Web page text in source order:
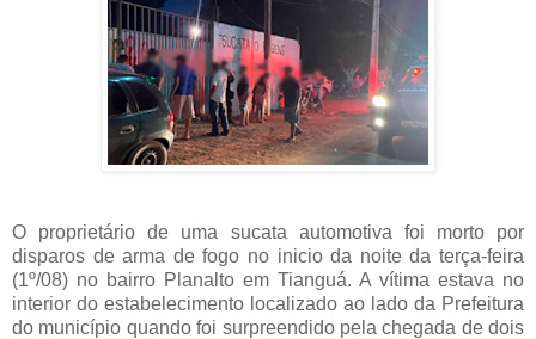
O proprietário de uma sucata automotiva foi morto por
disparos de arma de fogo no inicio da noite da terça-feira
(1º/08) no bairro Planalto em Tianguá. A vítima estava no
interior do estabelecimento localizado ao lado da Prefeitura
do município quando foi surpreendido pela chegada de dois